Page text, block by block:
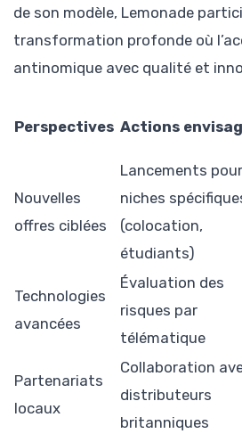
de son modèle, Lemonade
transformation profonde où
antinomique avec qualité et
Perspectives Actions
Nouvelles
offres ciblées
Lancements pour
niches
(colocation,
étudiants)
Technologies
avancées
Évaluation des
risques par
télématique
Partenariats
locaux
Collaboration
distributeurs
britanniques